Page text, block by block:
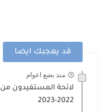
قد يعجبك ايضا
منذ بضع اعوام
لائحة المستفيدون من
2022-2023